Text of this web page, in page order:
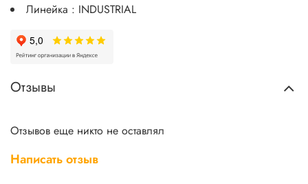
Линейка : INDUSTRIAL
Отзывы
Отзывов еще никто не оставлял
Написать отзыв